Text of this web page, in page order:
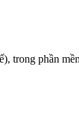
trong phần